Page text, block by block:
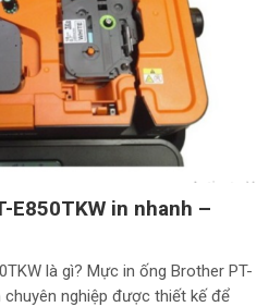
E850TKW in nhanh –
là gì? Mực in ống Brother PT-
chuyên nghiệp được thiết kế để